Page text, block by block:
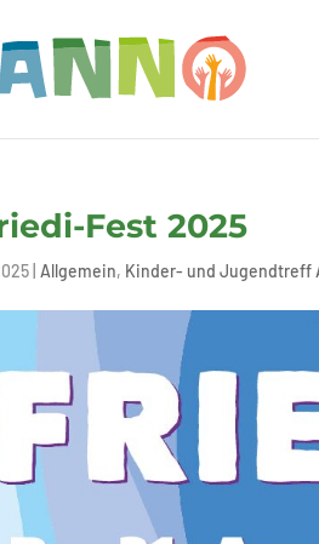
Fest 2025
|Allgemein, Kinder- und Jugendtreff